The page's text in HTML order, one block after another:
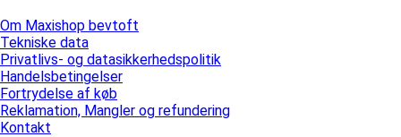
Om Maxishop bevtoft
Tekniske data
Privatlivs- og datasikkerhedspolitik
Handelsbetingelser
Fortrydelse af køb
Reklamation, Mangler og refundering
Kontakt